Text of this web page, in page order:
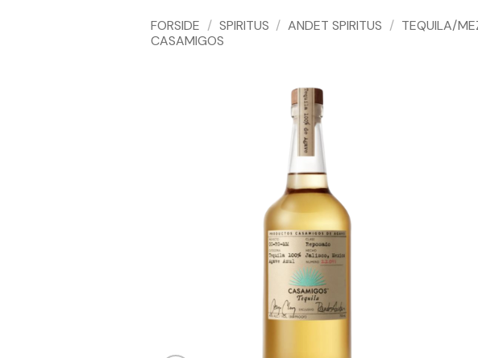
FORSIDE / SPIRITUS / ANDET SPIRITUS / TEQUILA/
CASAMIGOS